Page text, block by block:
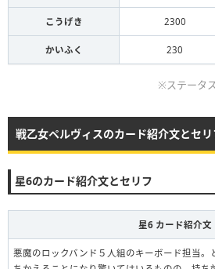
こうげき 2300
かいふく 230
※ステータ
戦乙女ペルヴィスのカード紹介文とセリ
星6のカード紹介文とセリフ
星6 カード紹介文
悪魔のロックバンド５人組のキーボード担当。